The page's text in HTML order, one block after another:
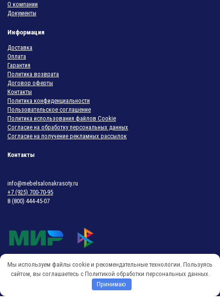
О компании
Документы
Информация
Доставка
Оплата
Гарантия
Политика возврата
Договор оферты
Контакты
Политика конфиденциальности
Пользовательское соглашение
Политика использования файлов Cookie
Согласие на обработку персональных данных
Согласие на получение рекламных рассылок
Контакты
info@mebelsalonakrasoty.ru
+7 (925) 700-70-95
8 (800) 444-45-07
© 2018-2026 Мебель Салона Красоты
Мы используем файлы cookie и рекомендательные технологии. Пользуясь
сайтом, вы соглашаетесь с Политикой обработки персональных данных.
Принимаю